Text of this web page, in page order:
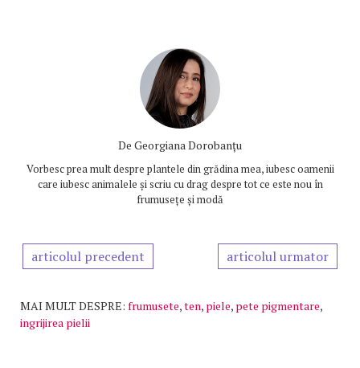
De Georgiana Dorobanțu
Vorbesc prea mult despre plantele din grădina mea, iubesc oamenii
care iubesc animalele și scriu cu drag despre tot ce este nou în
frumusețe și modă
articolul precedent articolul urmator
MAI MULT DESPRE: frumusete,ten, piele, pete pigmentare,
ingrijirea pielii